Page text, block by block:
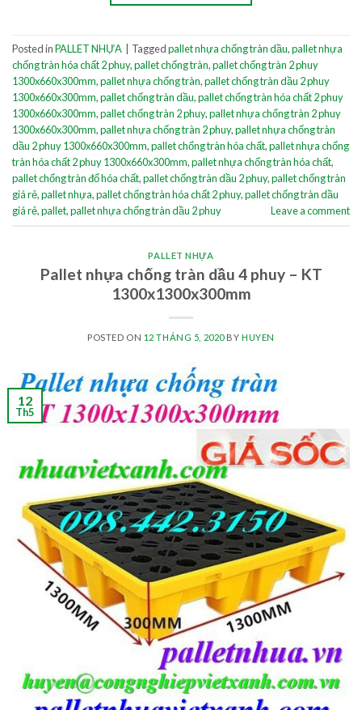
Posted inPALLET NHỰA Taggedpallet nhựa chống tràn dầu,pallet nhựa
chống tràn hóa chất 2 phuy,pallet chống tràn,pallet chống tràn 2 phuy
1300x660x300mm,pallet nhựa chống tràn,pallet chống tràn dầu 2 phuy
1300x660x300mm,pallet chống tràn dầu,pallet chống tràn hóa chất 2 phuy
1300x660x300mm,pallet chống tràn 2 phuy,pallet nhựa chống tràn 2 phuy
1300x660x300mm,pallet nhựa chống tràn 2 phuy,pallet nhựa chống tràn
dầu 2 phuy 1300x660x300mm,pallet chống tràn hóa chất,pallet nhựa chống
tràn hóa chất 2 phuy 1300x660x300mm,pallet nhựa chống tràn hóa chất,
pallet chống tràn đổ hóa chất,pallet chống tràn dầu 2 phuy,pallet chống tràn
giá rẻ,pallet nhựa,pallet chống tràn hóa chất 2 phuy,pallet chống tràn dầu
giá rẻ,pallet,pallet nhựa chống tràn dầu 2 phuy Leave a comment
PALLET NHỰA
Pallet nhựa chống tràn dầu 4 phuy – KT
1300x1300x300mm
POSTED ON 12 THÁNG 5, 2020BY HUYEN
12
Th5